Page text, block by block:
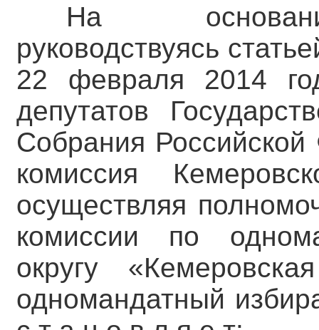
На
руководствуясь
22 февраля 2014
депутатов
Собрания
комиссия
осуществляя
комиссии по
округу
одномандатный